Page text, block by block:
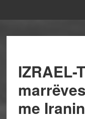
IZRAEL-
me Iranin